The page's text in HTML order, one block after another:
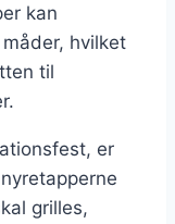
kan
hvilket
til
er
grilles,